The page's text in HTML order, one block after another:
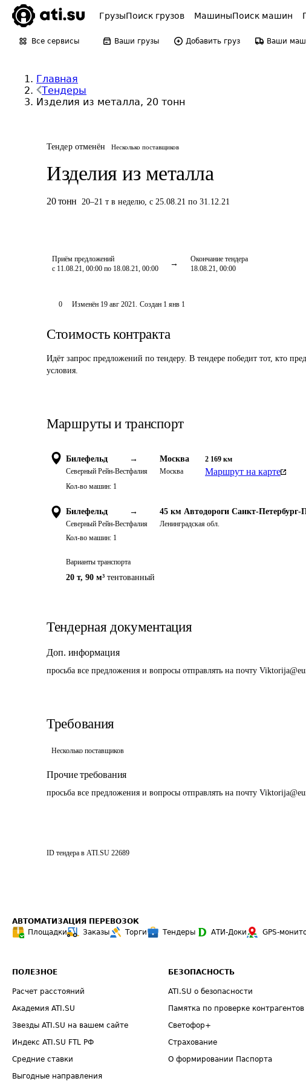
ГрузыПоиск грузов МашиныПоиск машин
Все сервисы Ваши грузы Добавить груз Ваши
Главная
Тендеры
Изделия из металла, 20 тонн
Тендер отменён Несколько поставщиков
Изделия из металла
20 тонн 20–21 т в неделю, с 25.08.21 по 31.12.21
Приём предложений
с 11.08.21, 00:00 по 18.08.21, 00:00
Окончание тендера
18.08.21, 00:00
0 Изменён 19 авг 2021. Создан 1 янв 1
Стоимость контракта
Идёт запрос предложений по тендеру. В тендере победит тот, кто
условия.
Маршруты и транспорт
Билефельд →
Северный Рейн-Вестфалия
Москва
Москва
2 169 км
Маршрут на карте
Кол-во машин: 1
Билефельд →
Северный Рейн-Вестфалия
45 км Автодороги Санкт-Петербург-
Ленинградская обл.
Кол-во машин: 1
Варианты транспорта
20 т, 90 м³ тентованный
Тендерная документация
Доп. информация
просьба все предложения и вопросы отправлять на почту
Требования
Несколько поставщиков
Прочие требования
просьба все предложения и вопросы отправлять на почту
ID тендера в ATI.SU 22689
АВТОМАТИЗАЦИЯ ПЕРЕВОЗОК
Площадки
Заказы Торги Тендеры АТИ-Доки GPS-
ПОЛЕЗНОЕ
Расчет расстояний
Академия ATI.SU
Звезды ATI.SU на вашем сайте
Индекс ATI.SU FTL РФ
Средние ставки
Выгодные направления
БЕЗОПАСНОСТЬ
ATI.SU о безопасности
Памятка по проверке контрагентов
Светофор+
Страхование
О формировании Паспорта